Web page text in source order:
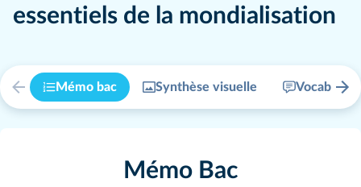
essentiels de la mondialisation
Mémo bac Synthèse visuelle
Mémo Bac